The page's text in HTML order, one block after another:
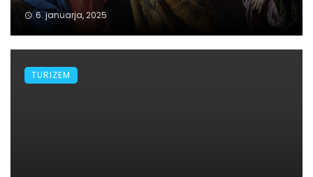
6. januarja, 2025
TURIZEM